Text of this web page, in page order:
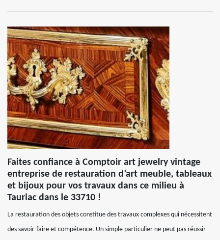
Faites confiance à Comptoir art jewelry vintage
entreprise de restauration d’art meuble, tableaux
et bijoux pour vos travaux dans ce milieu à
Tauriac dans le 33710 !
La restauration des objets constitue des travaux complexes qui nécessitent
des savoir-faire et compétence. Un simple particulier ne peut pas réussir